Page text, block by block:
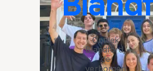
Ontdek
Blandford,
de
verborgen